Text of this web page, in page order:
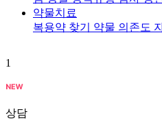
약물치료
복용약 찾기 약물 의존도
1
상담